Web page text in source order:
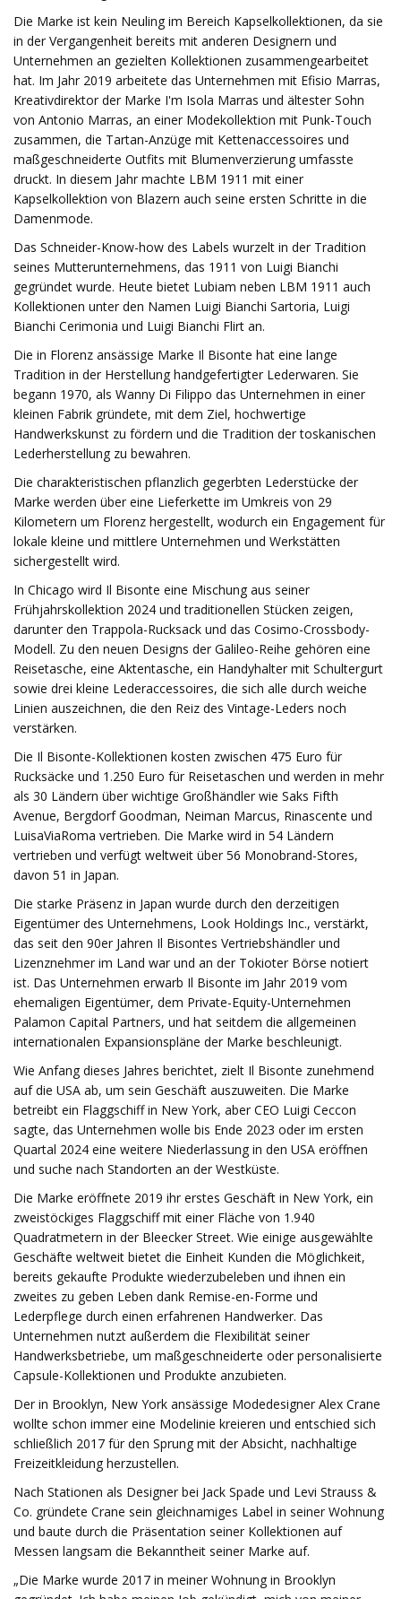
Die Marke ist kein Neuling im Bereich Kapselkollektionen, da sie
in der Vergangenheit bereits mit anderen Designern und
Unternehmen an gezielten Kollektionen zusammengearbeitet
hat. Im Jahr 2019 arbeitete das Unternehmen mit Efisio Marras,
Kreativdirektor der Marke I'm Isola Marras und ältester Sohn
von Antonio Marras, an einer Modekollektion mit Punk-Touch
zusammen, die Tartan-Anzüge mit Kettenaccessoires und
maßgeschneiderte Outfits mit Blumenverzierung umfasste
druckt. In diesem Jahr machte LBM 1911 mit einer
Kapselkollektion von Blazern auch seine ersten Schritte in die
Damenmode.
Das Schneider-Know-how des Labels wurzelt in der Tradition
seines Mutterunternehmens, das 1911 von Luigi Bianchi
gegründet wurde. Heute bietet Lubiam neben LBM 1911 auch
Kollektionen unter den Namen Luigi Bianchi Sartoria, Luigi
Bianchi Cerimonia und Luigi Bianchi Flirt an.
Die in Florenz ansässige Marke Il Bisonte hat eine lange
Tradition in der Herstellung handgefertigter Lederwaren. Sie
begann 1970, als Wanny Di Filippo das Unternehmen in einer
kleinen Fabrik gründete, mit dem Ziel, hochwertige
Handwerkskunst zu fördern und die Tradition der toskanischen
Lederherstellung zu bewahren.
Die charakteristischen pflanzlich gegerbten Lederstücke der
Marke werden über eine Lieferkette im Umkreis von 29
Kilometern um Florenz hergestellt, wodurch ein Engagement für
lokale kleine und mittlere Unternehmen und Werkstätten
sichergestellt wird.
In Chicago wird Il Bisonte eine Mischung aus seiner
Frühjahrskollektion 2024 und traditionellen Stücken zeigen,
darunter den Trappola-Rucksack und das Cosimo-Crossbody-
Modell. Zu den neuen Designs der Galileo-Reihe gehören eine
Reisetasche, eine Aktentasche, ein Handyhalter mit Schultergurt
sowie drei kleine Lederaccessoires, die sich alle durch weiche
Linien auszeichnen, die den Reiz des Vintage-Leders noch
verstärken.
Die Il Bisonte-Kollektionen kosten zwischen 475 Euro für
Rucksäcke und 1.250 Euro für Reisetaschen und werden in mehr
als 30 Ländern über wichtige Großhändler wie Saks Fifth
Avenue, Bergdorf Goodman, Neiman Marcus, Rinascente und
LuisaViaRoma vertrieben. Die Marke wird in 54 Ländern
vertrieben und verfügt weltweit über 56 Monobrand-Stores,
davon 51 in Japan.
Die starke Präsenz in Japan wurde durch den derzeitigen
Eigentümer des Unternehmens, Look Holdings Inc., verstärkt,
das seit den 90er Jahren Il Bisontes Vertriebshändler und
Lizenznehmer im Land war und an der Tokioter Börse notiert
ist. Das Unternehmen erwarb Il Bisonte im Jahr 2019 vom
ehemaligen Eigentümer, dem Private-Equity-Unternehmen
Palamon Capital Partners, und hat seitdem die allgemeinen
internationalen Expansionspläne der Marke beschleunigt.
Wie Anfang dieses Jahres berichtet, zielt Il Bisonte zunehmend
auf die USA ab, um sein Geschäft auszuweiten. Die Marke
betreibt ein Flaggschiff in New York, aber CEO Luigi Ceccon
sagte, das Unternehmen wolle bis Ende 2023 oder im ersten
Quartal 2024 eine weitere Niederlassung in den USA eröffnen
und suche nach Standorten an der Westküste.
Die Marke eröffnete 2019 ihr erstes Geschäft in New York, ein
zweistöckiges Flaggschiff mit einer Fläche von 1.940
Quadratmetern in der Bleecker Street. Wie einige ausgewählte
Geschäfte weltweit bietet die Einheit Kunden die Möglichkeit,
bereits gekaufte Produkte wiederzubeleben und ihnen ein
zweites zu geben Leben dank Remise-en-Forme und
Lederpflege durch einen erfahrenen Handwerker. Das
Unternehmen nutzt außerdem die Flexibilität seiner
Handwerksbetriebe, um maßgeschneiderte oder personalisierte
Capsule-Kollektionen und Produkte anzubieten.
Der in Brooklyn, New York ansässige Modedesigner Alex Crane
wollte schon immer eine Modelinie kreieren und entschied sich
schließlich 2017 für den Sprung mit der Absicht, nachhaltige
Freizeitkleidung herzustellen.
Nach Stationen als Designer bei Jack Spade und Levi Strauss &
Co. gründete Crane sein gleichnamiges Label in seiner Wohnung
und baute durch die Präsentation seiner Kollektionen auf
Messen langsam die Bekanntheit seiner Marke auf.
„Die Marke wurde 2017 in meiner Wohnung in Brooklyn